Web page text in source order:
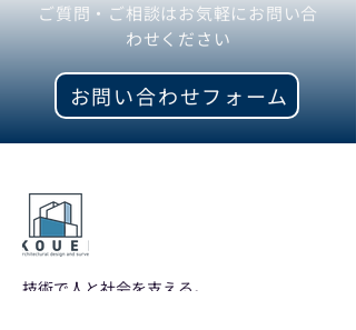
ご質問・ご相談はお気軽にお問い合
わせください
お問い合わせフォーム
技術で人と社会を支える。